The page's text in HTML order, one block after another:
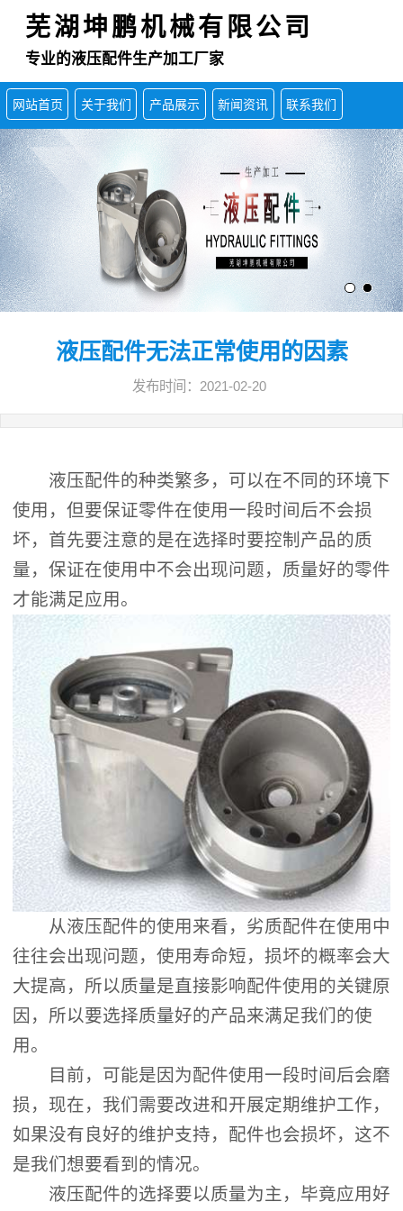
芜湖坤鹏机械有限公司
专业的液压配件生产加工厂家
网站首页 关于我们 产品展示 新闻资讯 联系我们
液压配件无法正常使用的因素
发布时间：2021-02-20
液压配件的种类繁多，可以在不同的环境下
使用，但要保证零件在使用一段时间后不会损
坏，首先要注意的是在选择时要控制产品的质
量，保证在使用中不会出现问题，质量好的零件
才能满足应用。
从液压配件的使用来看，劣质配件在使用中
往往会出现问题，使用寿命短，损坏的概率会大
大提高，所以质量是直接影响配件使用的关键原
因，所以要选择质量好的产品来满足我们的使
用。
目前，可能是因为配件使用一段时间后会磨
损，现在，我们需要改进和开展定期维护工作，
如果没有良好的维护支持，配件也会损坏，这不
是我们想要看到的情况。
液压配件的选择要以质量为主，毕竟应用好